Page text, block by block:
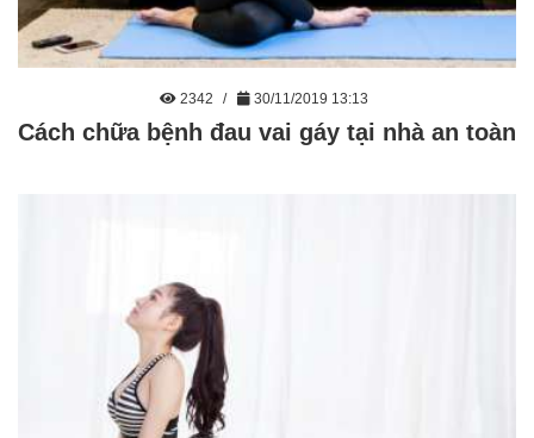
2342 30/11/2019 13:13
Cách chữa bệnh đau vai gáy tại nhà an toàn